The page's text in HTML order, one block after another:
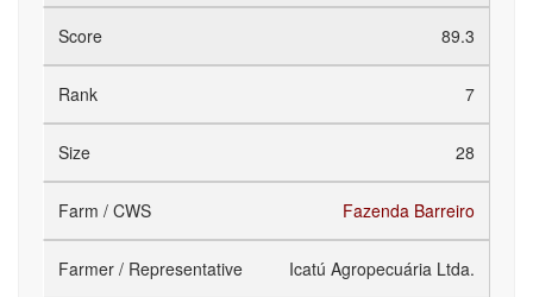
89.3
7
28
Fazenda Barreiro
Icatú Agropecuária Ltda.